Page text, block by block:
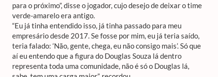
para o próximo”, disse o jogador, cujo desejo de deixar o time
verde-amarelo era antigo.
“Eu já tinha entendido isso, já tinha passado para meu
empresário desde 2017. Se fosse por mim, eu já teria saído,
teria falado: ‘Não, gente, chega, eu não consigo mais’. Só que
aí eu entendo que a figura do Douglas Souza lá dentro
representa toda uma comunidade, não é só o Douglas lá,